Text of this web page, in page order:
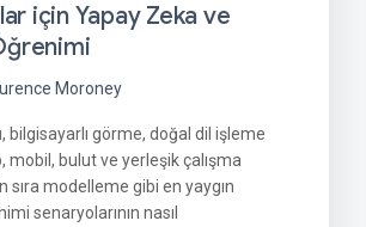
için Yapay Zeka ve
Moroney
bilgisayarlı görme, doğal dil işleme
mobil, bulut ve yerleşik çalışma
sıra modelleme gibi en yaygın
senaryolarının nasıl